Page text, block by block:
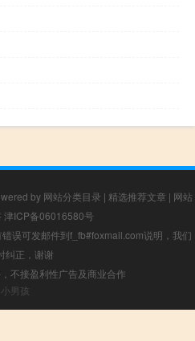
by 网站分类目录 | 精选推荐文章 | 网站
津ICP备06016580号
误可发邮件到f_fb#foxmail.com说明，我们
纠正，谢谢
不接盈利性广告及商业合作
小男孩